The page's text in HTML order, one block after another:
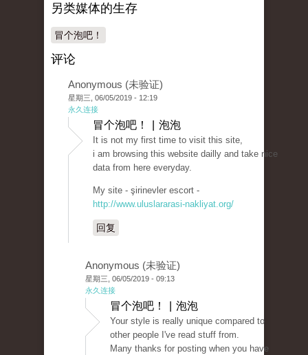
另类媒体的生存
冒个泡吧！
评论
Anonymous (未验证)
星期三, 06/05/2019 - 12:19
永久连接
冒个泡吧！ | 泡泡
It is not my first time to visit this site,
i am browsing this website dailly and take nice
data from here everyday.
My site - şirinevler escort -
http://www.uluslararasi-nakliyat.org/
回复
Anonymous (未验证)
星期三, 06/05/2019 - 09:13
永久连接
冒个泡吧！ | 泡泡
Your style is really unique compared to
other people I've read stuff from.
Many thanks for posting when you have